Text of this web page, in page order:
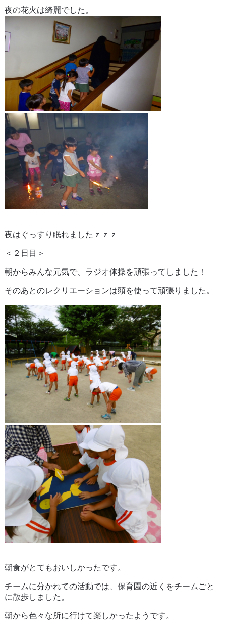
夜の花火は綺麗でした。
夜はぐっすり眠れましたｚｚｚ
＜２日目＞
朝からみんな元気で、ラジオ体操を頑張ってしました！
そのあとのレクリエーションは頭を使って頑張りました。
朝食がとてもおいしかったです。
チームに分かれての活動では、保育園の近くをチームごと
に散歩しました。
朝から色々な所に行けて楽しかったようです。